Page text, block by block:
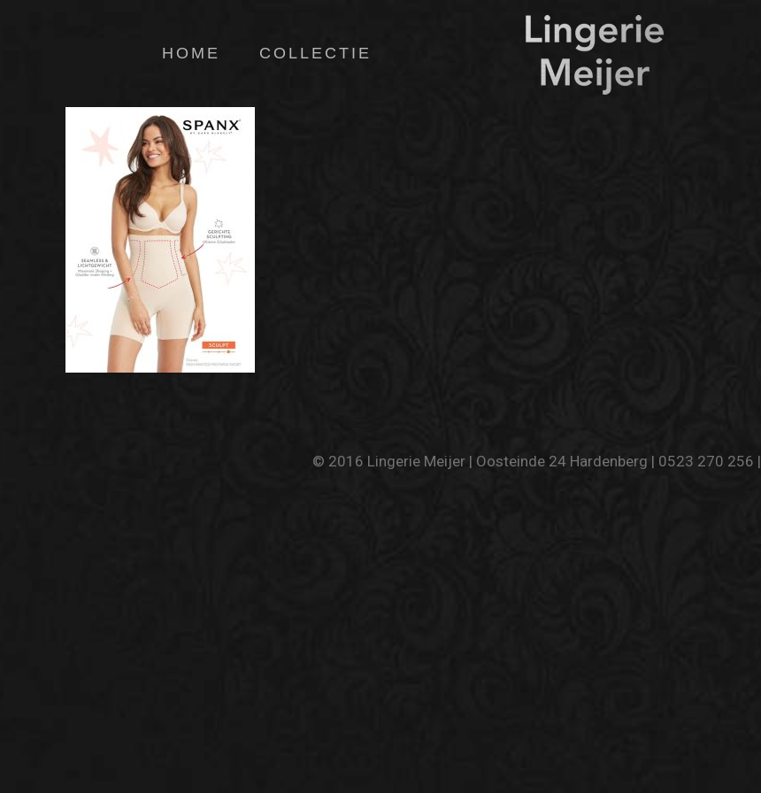
HOME COLLECTIE
© 2016 Lingerie Meijer | Oosteinde 24 Hardenberg | 0523 270 256 |